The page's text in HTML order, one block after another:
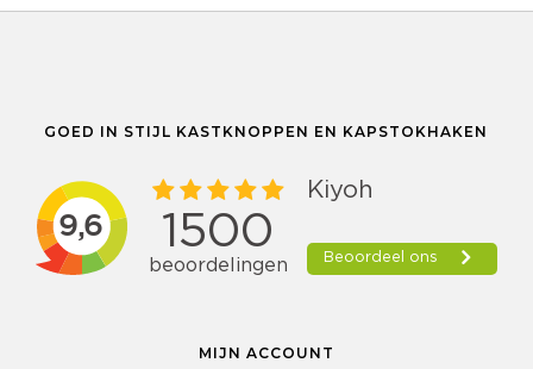
GOED IN STIJL KASTKNOPPEN EN KAPSTOKHAKEN
MIJN ACCOUNT